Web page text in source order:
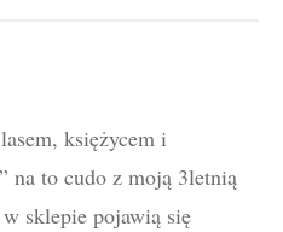
księżycem i
na to cudo z moją 3letnią
sklepie pojawią się